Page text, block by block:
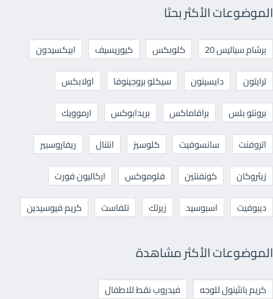
الموضوعات الأكثر بحثا
برشام سياليس 20 كلوبكس كيوريسيف
ابيكسيدون
ترايتون
دايسينون سيكلو بروجينوفا
اولابكس
برونتو بلس
برافاماكس بريدابوكس
ارموويك
اتروفنت
سانسوفيت كلوسيز انتنال
ريفاروسبير
زيثروكان
كونفنتين فلوموكس
اركاليون فورت
ديبوفيت
اسبوسيد زيرتك تلفاست كريم فيوسيدين
الموضوعات الأكثر مشاهدة
كريم بانثينول للوجه فيدروب نقط للاطفال